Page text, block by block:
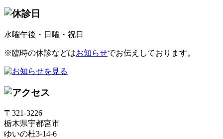
水曜午後・日曜・祝日
※臨時の休診などはお知らせでお伝えしております。
〒321-3226
栃木県宇都宮市
ゆいの杜3-14-6